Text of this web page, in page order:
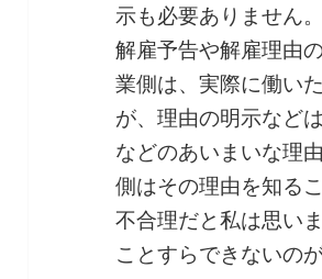
示も必要ありません
解雇予告や解雇理由
業側は、実際に働い
が、理由の明示など
などのあいまいな理
側はその理由を知る
不合理だと私は思い
ことすらできないの